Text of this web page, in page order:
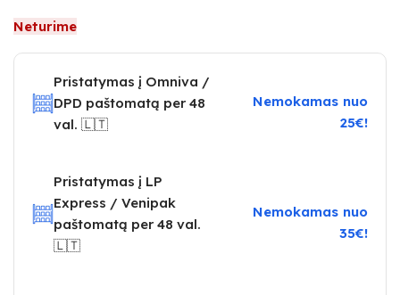
Neturime
Pristatymas į Omniva /
DPD paštomatą per 48
val. 🇱🇹
Nemokamas nuo
25€!
Pristatymas į LP
Express / Venipak
paštomatą per 48 val.
🇱🇹
Nemokamas nuo
35€!